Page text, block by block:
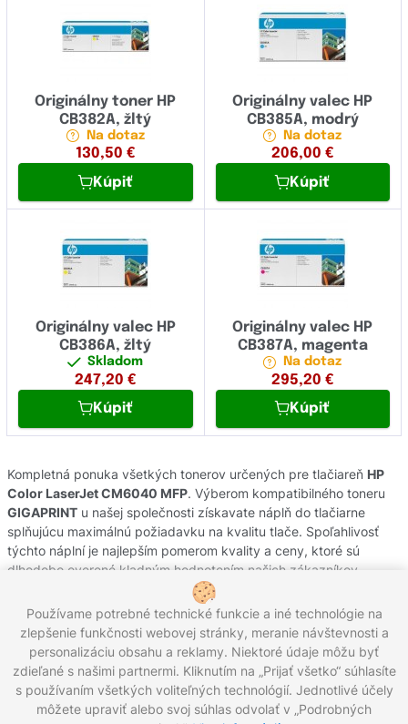
Originálny toner HP
CB382A, žltý
Na dotaz
130,50 €
Kúpiť
Originálny valec HP
CB385A, modrý
Na dotaz
206,00 €
Kúpiť
Originálny valec HP
CB386A, žltý
Skladom
247,20 €
Kúpiť
Originálny valec HP
CB387A, magenta
Na dotaz
295,20 €
Kúpiť
Kompletná ponuka všetkých tonerov určených pre tlačiareň HP
Color LaserJet CM6040 MFP. Výberom kompatibilného toneru
GIGAPRINT u našej společnosti získavate náplň do tlačiarne
splňujúcu maximálnú požiadavku na kvalitu tlače. Spoľahlivosť
týchto náplní je najlepším pomerom kvality a ceny, ktoré sú
dlhodobo overené kladným hodnotením našich zákazníkov.
HPpochádzajú z oficiálnej
slovenskej distribúcie s garanciou pôvodu. Potrebujete poradiť s
výberom náplní do Vašej tlačiarne, kontaktujte náš zákaznícky
servis, kde Vám radi pomôžeme.
Zavolajte nám: 0221 000 012 Pracovné dni 8:00 - 16:30
Používame potrebné technické funkcie a iné technológie na
zlepšenie funkčnosti webovej stránky, meranie návštevnosti a
personalizáciu obsahu a reklamy. Niektoré údaje môžu byť
zdieľané s našimi partnermi. Kliknutím na „Prijať všetko“ súhlasíte
s používaním všetkých voliteľných technológií. Jednotlivé účely
môžete upraviť alebo svoj súhlas odvolať v „Podrobných